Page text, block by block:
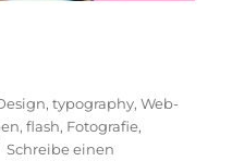
,typography,Web-
,flash, Fotografie,
Schreibe einen